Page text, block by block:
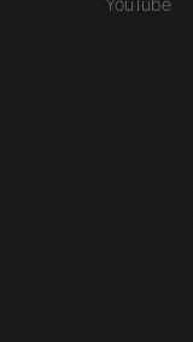
YouTube